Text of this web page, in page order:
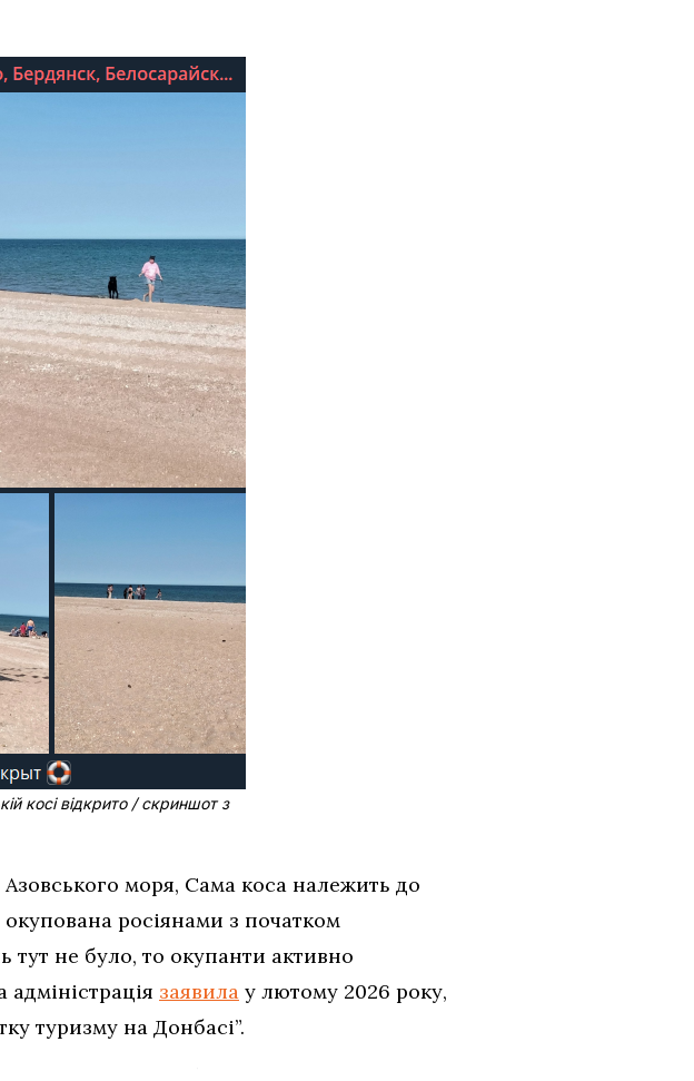
косі відкрито / скриншот з
Азовського моря, Сама коса належить до
росіянами з початком
тут не було, то окупанти активно
заявила у лютому 2026 року,
туризму на Донбасі”.